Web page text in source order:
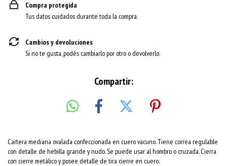
Compra protegida
Tus datos cuidados durante toda la compra.
Cambios y devoluciones
Si no te gusta, podés cambiarlo por otro o devolverlo.
Compartir:
Cartera mediana ovalada confeccionada en cuero vacuno. Tiene correa regulable
con detalle de hebilla grande y nudo. Se puede usar al hombro o cruzada. Cierra
con cierre metálico y posee detalle de tira cierre en cuero.